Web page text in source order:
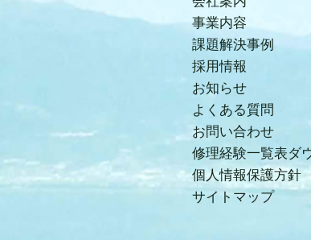
事業内容
課題解決事例
採用情報
お知らせ
よくある質問
お問い合わせ
修理経験一覧表ダ
個人情報保護方針
サイトマップ